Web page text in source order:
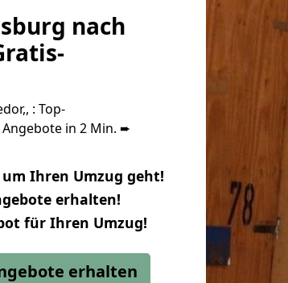
nach
: Top-
in 2 Min. ➨
Ihren Umzug geht!
erhalten!
für Ihren Umzug!
erhalten